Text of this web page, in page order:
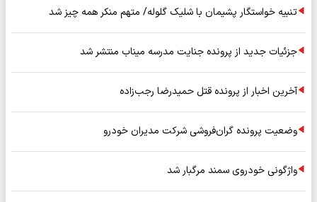
تنبیه خواستگار پشیمان با شلیک گلوله/ متهم منکر همه چیز شد
جزئیات جدید از پرونده جنایت مدرسه میناب منتشر شد
آخرین اخبار از پرونده قتل حمیدرضا رجب‌زاده
وضعیت پرونده گران‌فروشی شرکت مدیران خودرو
واژگونی خودروی سمند مرگبار شد